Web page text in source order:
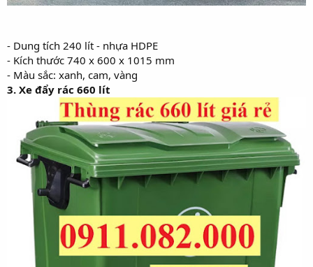
- Dung tích 240 lít - nhựa HDPE
- Kích thước 740 x 600 x 1015 mm
- Màu sắc: xanh, cam, vàng
3. Xe đẩy rác 660 lít